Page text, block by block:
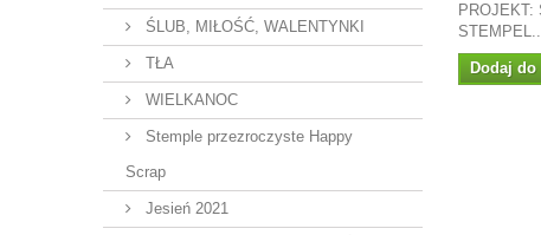
ŚLUB, MIŁOŚĆ, WALENTYNKI
TŁA
WIELKANOC
Stemple przezroczyste Happy
Scrap
Jesień 2021
PROJEKT:
Dodaj